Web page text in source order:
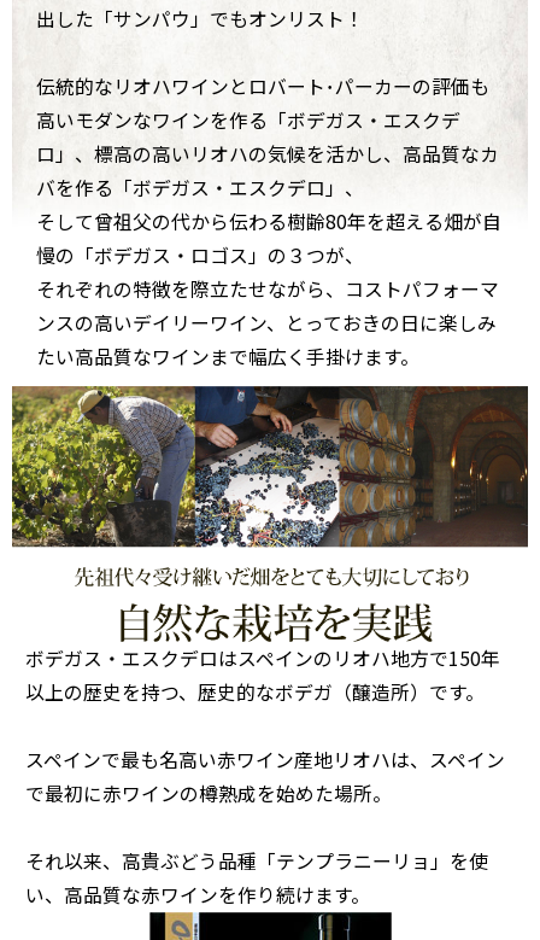
出した「サンパウ」でもオンリスト！
伝統的なリオハワインとロバート･パーカーの評価も
高いモダンなワインを作る 「ボデガス・エスクデ
ロ」 、標高の高いリオハの気候を活かし、高品質なカ
バを作る 「ボデガス・エスクデロ」 、
そして曾祖父の代から伝わる樹齢80年を超える畑が自
慢の 「ボデガス・ロゴス」 の３つが、
それぞれの特徴を際立たせながら、コストパフォーマ
ンスの高いデイリーワイン、とっておきの日に楽しみ
たい高品質なワインまで幅広く手掛けます。
ボデガス・エスクデロはスペインのリオハ地方で150年
以上の歴史を持つ、歴史的なボデガ（醸造所）です。
スペインで最も名高い赤ワイン産地リオハは、スペイン
で最初に赤ワインの樽熟成を始めた場所。
それ以来、高貴ぶどう品種「テンプラニーリョ」を使
い、高品質な赤ワインを作り続けます。